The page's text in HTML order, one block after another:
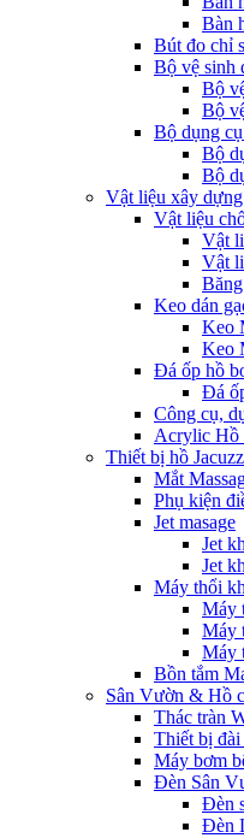
Bàn
Bút đo chỉ
Bộ vệ sinh
Bộ
Bộ
Bộ dụng
Bộ
Bộ
Vật liệu xây
Vật liệu
Vật
Vật
Keo dán
Keo
Keo
Đá ốp hồ
Đá
Công cụ,
Acrylic Hồ
Thiết bị hồ
Mắt
Phụ kiện
Jet masage
Jet
Jet
Máy thổi
Máy
Máy
Máy
Bồn tắm
Sân Vườn & Hồ
Thác tràn
Thiết bị
Máy bơm
Đèn Sân
Đèn
Đèn